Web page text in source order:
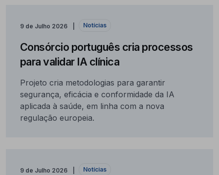
9 de Julho 2026 Notícias
Consórcio português cria processos
para validar IA clínica
Projeto cria metodologias para garantir
segurança, eficácia e conformidade da IA
aplicada à saúde, em linha com a nova
regulação europeia.
9 de Julho 2026 Notícias